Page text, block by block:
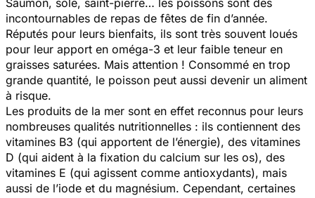
incontournables de repas de fêtes de fin d’année.
Réputés pour leurs bienfaits, ils sont très souvent loués
pour leur apport en oméga-3 et leur faible teneur en
graisses saturées. Mais attention ! Consommé en trop
grande quantité, le poisson peut aussi devenir un aliment
à risque.
Les produits de la mer sont en effet reconnus pour leurs
nombreuses qualités nutritionnelles : ils contiennent des
vitamines B3 (qui apportent de l’énergie), des vitamines
D (qui aident à la fixation du calcium sur les os), des
vitamines E (qui agissent comme antioxydants), mais
aussi de l’iode et du magnésium. Cependant, certaines